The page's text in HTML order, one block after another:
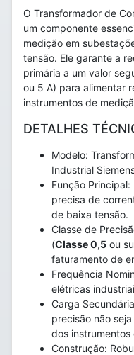
O Transformador de
um componente
medição em
tensão. Ele garante a
primária a um valor
ou 5 A) para alimentar
instrumentos de
DETALHES
Modelo:
Industrial
Função
precisa de
de baixa tensão.
Classe de
(Classe 0,5 ou
faturamento de
Frequência
elétricas
Carga
precisão não
dos instrumentos
Construção: